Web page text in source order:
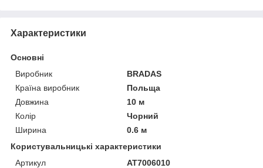
Характеристики
Основні
Виробник
BRADAS
Країна виробник
Польща
Довжина
10 м
Колір
Чорний
Ширина
0.6 м
Користувальницькі характеристики
Артикул
AT7006010